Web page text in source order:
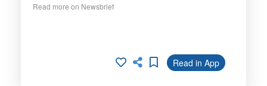
Read more on Newsbrief
Read in App